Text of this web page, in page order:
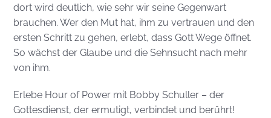
dort wird deutlich, wie sehr wir seine Gegenwart
brauchen. Wer den Mut hat, ihm zu vertrauen und den
ersten Schritt zu gehen, erlebt, dass Gott Wege öffnet.
So wächst der Glaube und die Sehnsucht nach mehr
von ihm.
Erlebe Hour of Power mit Bobby Schuller – der
Gottesdienst, der ermutigt, verbindet und berührt!